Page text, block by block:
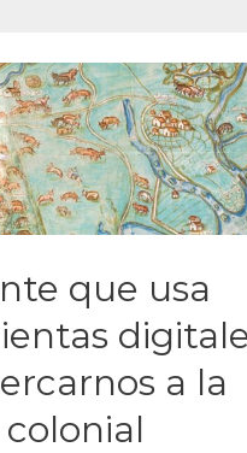
que usa
a la